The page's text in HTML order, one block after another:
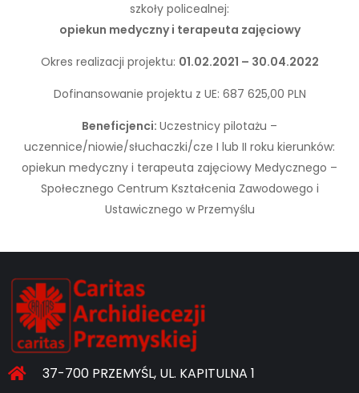
szkoły policealnej:
opiekun medyczny i terapeuta zajęciowy
Okres realizacji projektu: 01.02.2021 – 30.04.2022
Dofinansowanie projektu z UE: 687 625,00 PLN
Beneficjenci: Uczestnicy pilotażu –
uczennice/niowie/słuchaczki/cze I lub II roku kierunków:
opiekun medyczny i terapeuta zajęciowy Medycznego –
Społecznego Centrum Kształcenia Zawodowego i
Ustawicznego w Przemyślu
37-700 PRZEMYŚL, UL. KAPITULNA 1